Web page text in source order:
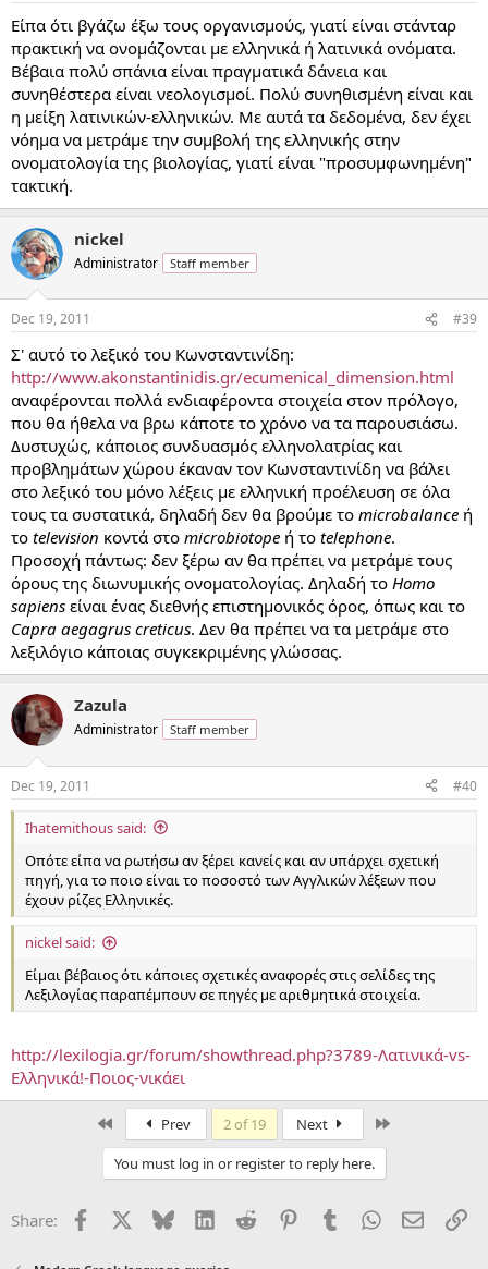
Είπα ότι βγάζω έξω τους οργανισμούς, γιατί είναι στάνταρ
πρακτική να ονομάζονται με ελληνικά ή λατινικά ονόματα.
Βέβαια πολύ σπάνια είναι πραγματικά δάνεια και
συνηθέστερα είναι νεολογισμοί. Πολύ συνηθισμένη είναι και
η μείξη λατινικών-ελληνικών. Με αυτά τα δεδομένα, δεν έχει
νόημα να μετράμε την συμβολή της ελληνικής στην
ονοματολογία της βιολογίας, γιατί είναι "προσυμφωνημένη"
τακτική.
nickel
Administrator Staff member
Dec 19, 2011 #39
Σ' αυτό το λεξικό του Κωνσταντινίδη:
http://www.akonstantinidis.gr/ecumenical_dimension.html
αναφέρονται πολλά ενδιαφέροντα στοιχεία στον πρόλογο,
που θα ήθελα να βρω κάποτε το χρόνο να τα παρουσιάσω.
Δυστυχώς, κάποιος συνδυασμός ελληνολατρίας και
προβλημάτων χώρου έκαναν τον Κωνσταντινίδη να βάλει
στο λεξικό του μόνο λέξεις με ελληνική προέλευση σε όλα
τους τα συστατικά, δηλαδή δεν θα βρούμε το microbalance ή
το television κοντά στο microbiotope ή το telephone.
Προσοχή πάντως: δεν ξέρω αν θα πρέπει να μετράμε τους
όρους της διωνυμικής ονοματολογίας. Δηλαδή το Homo
sapiens είναι ένας διεθνής επιστημονικός όρος, όπως και το
Capra aegagrus creticus. Δεν θα πρέπει να τα μετράμε στο
λεξιλόγιο κάποιας συγκεκριμένης γλώσσας.
Zazula
Administrator Staff member
Dec 19, 2011 #40
Ihatemithous said:
Οπότε είπα να ρωτήσω αν ξέρει κανείς και αν υπάρχει σχετική
πηγή, για το ποιο είναι το ποσοστό των Αγγλικών λέξεων που
έχουν ρίζες Ελληνικές.
nickel said:
Είμαι βέβαιος ότι κάποιες σχετικές αναφορές στις σελίδες της
Λεξιλογίας παραπέμπουν σε πηγές με αριθμητικά στοιχεία.
http://lexilogia.gr/forum/showthread.php?3789-Λατινικά-vs-
Ελληνικά!-Ποιος-νικάει
Prev 2 of 19 Next
You must log in or register to reply here.
Share: Facebook Bluesky LinkedInReddit PinterestTumblrWhatsApp
Email